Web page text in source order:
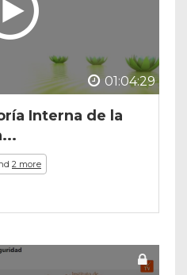
01:04:29
Interna de la
2 more